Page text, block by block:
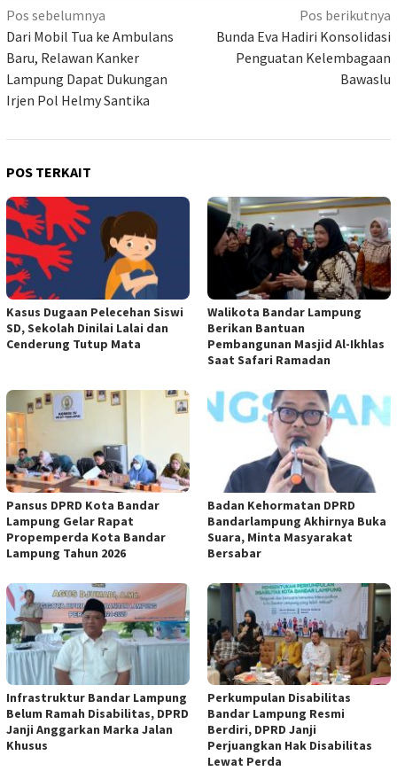
Navigasi
pos
Pos sebelumnya
Dari Mobil Tua ke Ambulans
Baru, Relawan Kanker
Lampung Dapat Dukungan
Irjen Pol Helmy Santika
Pos berikutnya
Bunda Eva Hadiri Konsolidasi
Penguatan Kelembagaan
Bawaslu
POS TERKAIT
Kasus Dugaan Pelecehan Siswi
SD, Sekolah Dinilai Lalai dan
Cenderung Tutup Mata
Walikota Bandar Lampung
Berikan Bantuan
Pembangunan Masjid Al-Ikhlas
Saat Safari Ramadan
Pansus DPRD Kota Bandar
Lampung Gelar Rapat
Propemperda Kota Bandar
Lampung Tahun 2026
Badan Kehormatan DPRD
Bandarlampung Akhirnya Buka
Suara, Minta Masyarakat
Bersabar
Infrastruktur Bandar Lampung
Belum Ramah Disabilitas, DPRD
Janji Anggarkan Marka Jalan
Khusus
Perkumpulan Disabilitas
Bandar Lampung Resmi
Berdiri, DPRD Janji
Perjuangkan Hak Disabilitas
Lewat Perda